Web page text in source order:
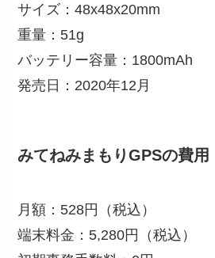
サイズ：48x48x20mm
重量：51g
バッテリー容量：1800mAh
発売日：2020年12月
みてねみまもりGPSの費用
月額：528円（税込）
端末料金：5,280円（税込）